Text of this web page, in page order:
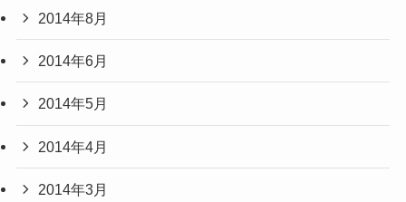
2014年8月
2014年6月
2014年5月
2014年4月
2014年3月